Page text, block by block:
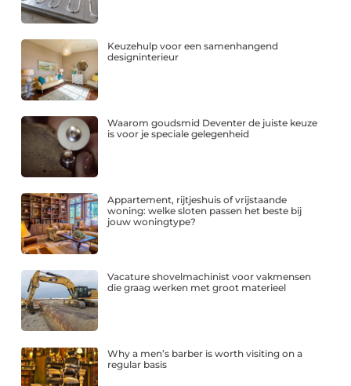
Keuzehulp voor een samenhangend
designinterieur
Waarom goudsmid Deventer de juiste keuze
is voor je speciale gelegenheid
Appartement, rijtjeshuis of vrijstaande
woning: welke sloten passen het beste bij
jouw woningtype?
Vacature shovelmachinist voor vakmensen
die graag werken met groot materieel
Why a men’s barber is worth visiting on a
regular basis